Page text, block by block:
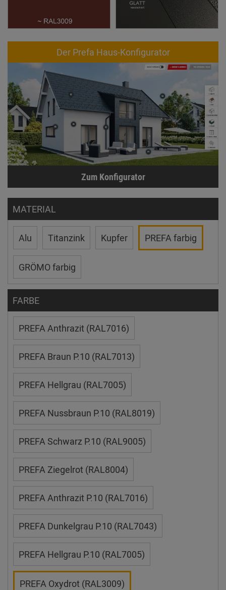
Der Prefa Haus-Konfigurator
Zum Konfigurator
MATERIAL
Alu Titanzink Kupfer PREFA farbig
GRÖMO farbig
FARBE
PREFA Anthrazit (RAL7016)
PREFA Braun P.10 (RAL7013)
PREFA Hellgrau (RAL7005)
PREFA Nussbraun P.10 (RAL8019)
PREFA Schwarz P.10 (RAL9005)
PREFA Ziegelrot (RAL8004)
PREFA Anthrazit P.10 (RAL7016)
PREFA Dunkelgrau P.10 (RAL7043)
PREFA Hellgrau P.10 (RAL7005)
PREFA Oxydrot (RAL3009)